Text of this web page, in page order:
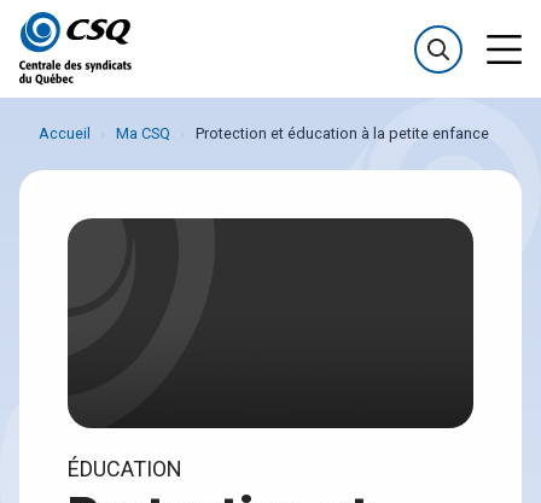
Passer
au
menu
Passer
au
contenu
Accueil Ma CSQ Protection et éducation à la petite enfance
ÉDUCATION